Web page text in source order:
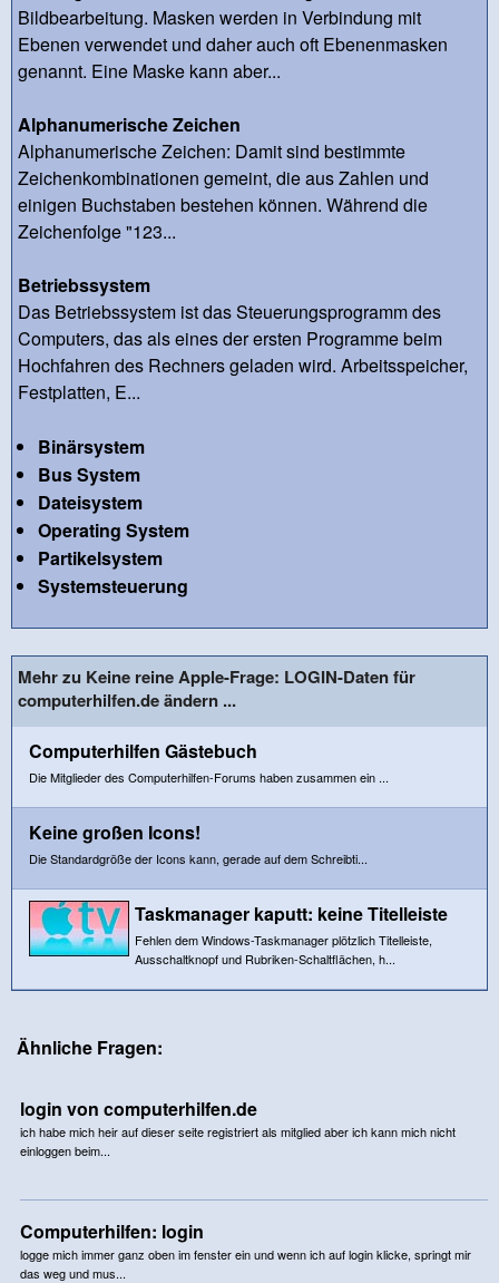
Bildbearbeitung. Masken werden in Verbindung mit
Ebenen verwendet und daher auch oft Ebenenmasken
genannt. Eine Maske kann aber...
Alphanumerische Zeichen
Alphanumerische Zeichen: Damit sind bestimmte
Zeichenkombinationen gemeint, die aus Zahlen und
einigen Buchstaben bestehen können. Während die
Zeichenfolge "123...
Betriebssystem
Das Betriebssystem ist das Steuerungsprogramm des
Computers, das als eines der ersten Programme beim
Hochfahren des Rechners geladen wird. Arbeitsspeicher,
Festplatten, E...
Binärsystem
Bus System
Dateisystem
Operating System
Partikelsystem
Systemsteuerung
Mehr zu Keine reine Apple-Frage: LOGIN-Daten für
computerhilfen.de ändern ...
Computerhilfen Gästebuch
Die Mitglieder des Computerhilfen-Forums haben zusammen ein ...
Keine großen Icons!
Die Standardgröße der Icons kann, gerade auf dem Schreibti...
Taskmanager kaputt: keine Titelleiste
Fehlen dem Windows-Taskmanager plötzlich Titelleiste,
Ausschaltknopf und Rubriken-Schaltflächen, h...
Ähnliche Fragen:
login von computerhilfen.de
ich habe mich heir auf dieser seite registriert als mitglied aber ich kann mich nicht
einloggen beim...
Computerhilfen: login
logge mich immer ganz oben im fenster ein und wenn ich auf login klicke, springt mir
das weg und mus...